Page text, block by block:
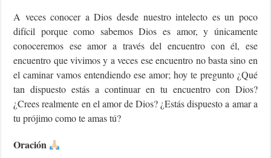
A veces conocer a Dios desde nuestro intelecto es un poco
difícil porque como sabemos Dios es amor, y únicamente
conoceremos ese amor a través del encuentro con él, ese
encuentro que vivimos y a veces ese encuentro no basta sino en
el caminar vamos entendiendo ese amor; hoy te pregunto ¿Qué
tan dispuesto estás a continuar en tu encuentro con Dios?
¿Crees realmente en el amor de Dios? ¿Estás dispuesto a amar a
tu prójimo como te amas tú?
Oración